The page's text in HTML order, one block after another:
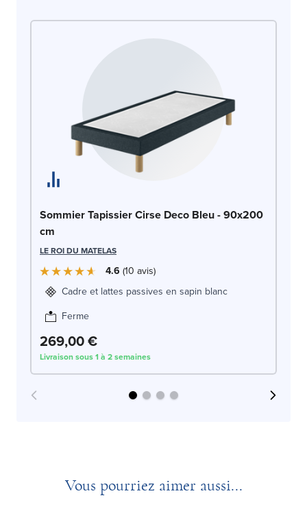
Sommier Tapissier Cirse Deco Bleu - 90x200
cm
LE ROI DU MATELAS
4.6 10 avis
Cadre et lattes passives en sapin blanc
Ferme
269,00 €
Livraison sous 1 à 2 semaines
Vous pourriez aimer aussi...